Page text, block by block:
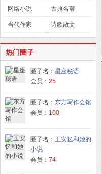
网络小说 古典名著
当代作家 诗歌散文
热门圈子
圈子名： 星座秘语
会员： 25
圈子名： 东方写作会馆
会员： 100
圈子名： 王安忆和她的
小说
会员： 74